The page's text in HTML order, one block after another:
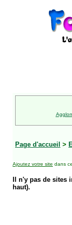
Page d'accueil >
Ajoutez votre site dans
Il n'y pas de
haut).